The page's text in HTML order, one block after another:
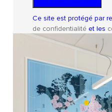
Ce site est protégé par
de confidentialitéet les
Google s'appliquent.